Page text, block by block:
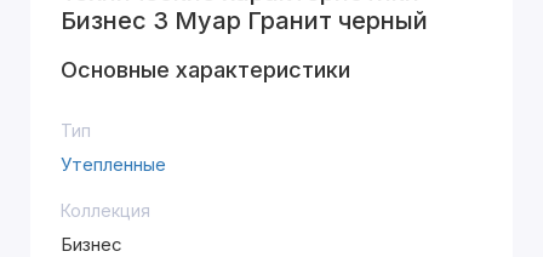
Бизнес 3 Муар Гранит черный
Основные характеристики
Тип
Утепленные
Коллекция
Бизнес